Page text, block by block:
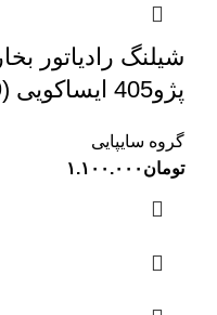
پژو405 ایساکویی (1080203899)
گروه سایپایی
تومان ۱.۱۰۰.۰۰۰